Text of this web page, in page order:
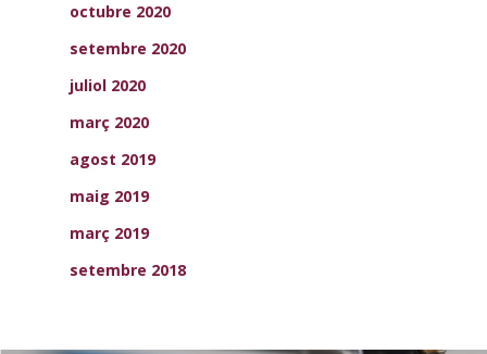
octubre 2020
setembre 2020
juliol 2020
març 2020
agost 2019
maig 2019
març 2019
setembre 2018